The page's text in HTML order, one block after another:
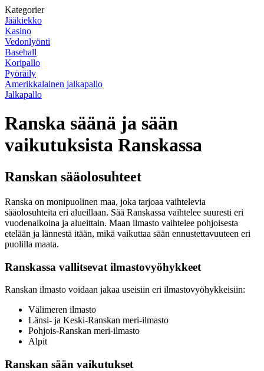
Kategorier
Jääkiekko
Kasino
Vedonlyönti
Baseball
Koripallo
Pyöräily
Amerikkalainen jalkapallo
Jalkapallo
Ranska säänä ja sään
vaikutuksista Ranskassa
Ranskan sääolosuhteet
Ranska on monipuolinen maa, joka tarjoaa vaihtelevia
sääolosuhteita eri alueillaan. Sää Ranskassa vaihtelee suuresti eri
vuodenaikoina ja alueittain. Maan ilmasto vaihtelee pohjoisesta
etelään ja lännestä itään, mikä vaikuttaa sään ennustettavuuteen eri
puolilla maata.
Ranskassa vallitsevat ilmastovyöhykkeet
Ranskan ilmasto voidaan jakaa useisiin eri ilmastovyöhykkeisiin:
Välimeren ilmasto
Länsi- ja Keski-Ranskan meri-ilmasto
Pohjois-Ranskan meri-ilmasto
Alpit
Ranskan sään vaikutukset